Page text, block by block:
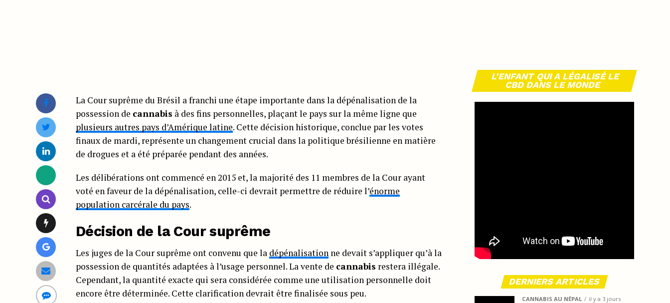
La Cour suprême du Brésil a franchi une étape importante dans la dépénalisation de la
possession de cannabis à des fins personnelles, plaçant le pays sur la même ligne que
plusieurs autres pays d’Amérique latine. Cette décision historique, conclue par les votes
finaux de mardi, représente un changement crucial dans la politique brésilienne en matière
de drogues et a été préparée pendant des années.
Les délibérations ont commencé en 2015 et, la majorité des 11 membres de la Cour ayant
voté en faveur de la dépénalisation, celle-ci devrait permettre de réduire l’énorme
population carcérale du pays.
Décision de la Cour suprême
Les juges de la Cour suprême ont convenu que la dépénalisation ne devait s’appliquer qu’à la
possession de quantités adaptées à l’usage personnel. La vente de cannabis restera illégale.
Cependant, la quantité exacte qui sera considérée comme une utilisation personnelle doit
encore être déterminée. Cette clarification devrait être finalisée sous peu.
L’ENFANT QUI A LÉGALISÉ LE
CBD DANS LE MONDE
DERNIERS ARTICLES
CANNABIS AU NÉPAL il y a 3 jours